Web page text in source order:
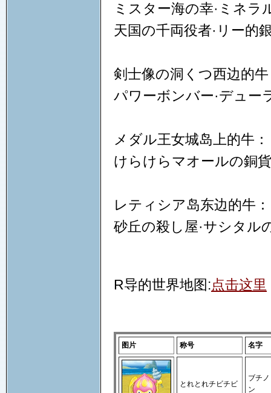
ミスター海の幸·ミネラ
天国の千両役者·リー的
剣士像の洞くつ西边的
パワーボンバー·デュー
メダル王女城岛上的牛：
けらけらマオールの銅貨
レティシア岛东边的牛：
砂丘の殺し屋·サシタル
R导的世界地图:点击这里
图片 称号 名字
とれとれチビチビ
ブチノ
ン